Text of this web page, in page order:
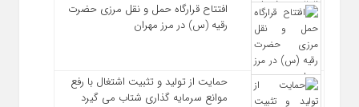
افتتاح قرارگاه حمل‌ و نقل مرزی حضرت
رقیه (س) در مرز مهران
حمایت از تولید و تثبیت اشتغال با رفع
موانع سرمایه‌ گذاری شتاب می‌ گیرد